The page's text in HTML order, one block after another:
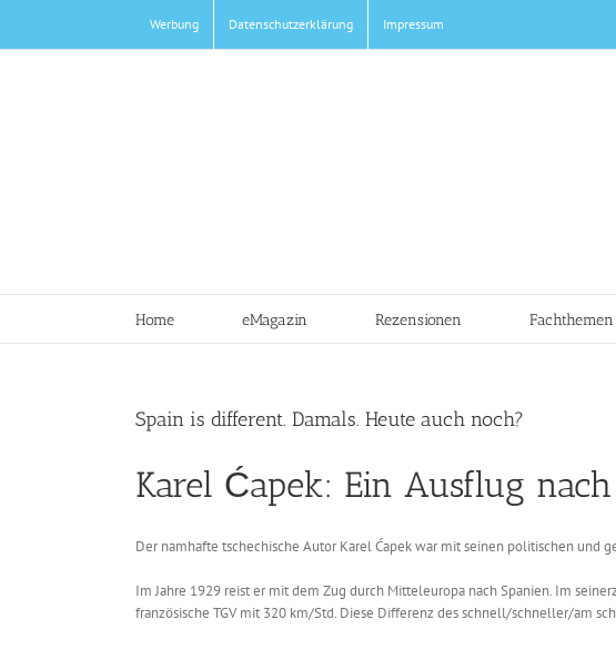
springen
Werbung Datenschutzerklärung Impressum
Home eMagazin Rezensionen
Spain is different. Damals. Heute auch noch?
Karel Ćapek: Ein Ausflug
Der namhafte tschechische Autor Karel Ćapek war mit seinen politischen und
Im Jahre 1929 reist er mit dem Zug durch Mitteleuropa nach Spanien. Im
französische TGV mit 320 km/Std. Diese Differenz des schnell/schneller/am